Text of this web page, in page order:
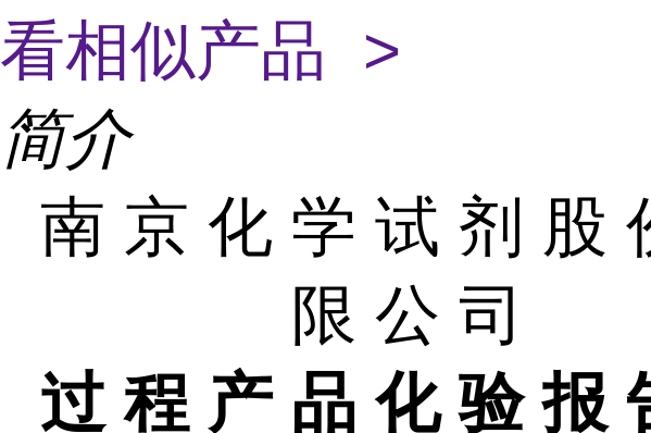
看相似产品 >
简介
南 京 化 学 试 剂 股
限 公 司
过 程 产 品 化 验 报